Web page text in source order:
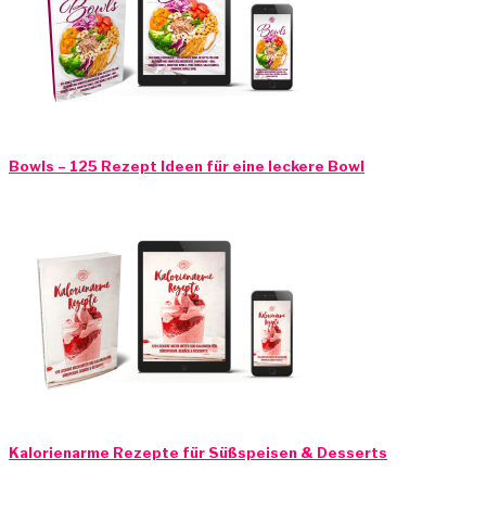
Bowls – 125 Rezept Ideen für eine leckere Bowl
Kalorienarme Rezepte für Süßspeisen & Desserts